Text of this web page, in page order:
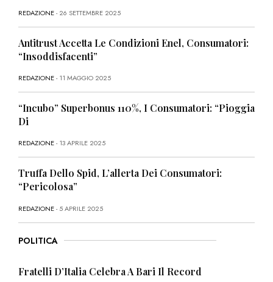
REDAZIONE- 26 SETTEMBRE 2025
Antitrust Accetta Le Condizioni Enel, Consumatori:
“Insoddisfacenti”
REDAZIONE- 11 MAGGIO 2025
“Incubo” Superbonus 110%, I Consumatori: “Pioggia
Di
REDAZIONE- 13 APRILE 2025
Truffa Dello Spid, L’allerta Dei Consumatori:
“Pericolosa”
REDAZIONE- 5 APRILE 2025
POLITICA
Fratelli D’Italia Celebra A Bari Il Record